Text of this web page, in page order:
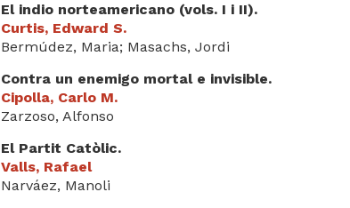
El indio norteamericano (vols. I i II).
Curtis, Edward S.
Bermúdez, Maria; Masachs, Jordi
Contra un enemigo mortal e invisible.
Cipolla, Carlo M.
Zarzoso, Alfonso
El Partit Catòlic.
Valls, Rafael
Narváez, Manoli